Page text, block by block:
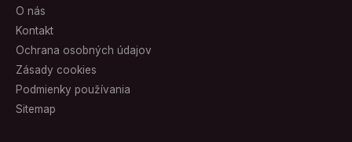
O nás
Kontakt
Ochrana osobných údajov
Zásady cookies
Podmienky používania
Sitemap